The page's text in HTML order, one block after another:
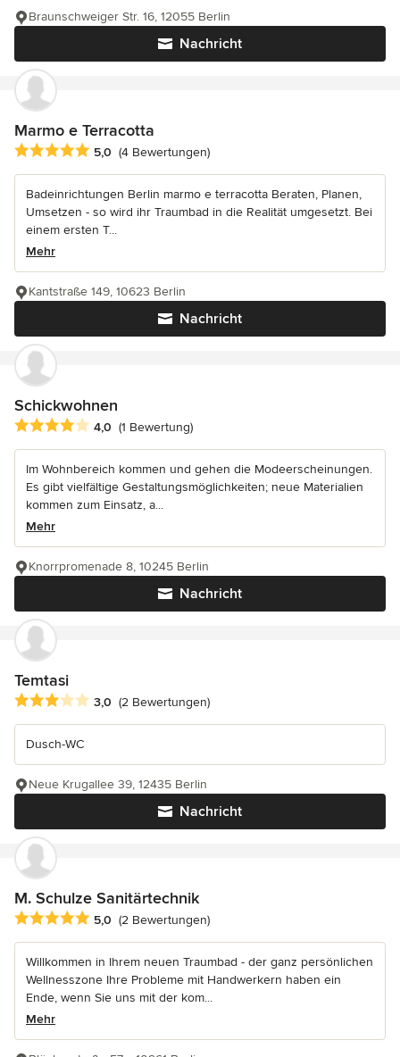
Nachricht
Braunschweiger Str. 16, 12055 Berlin
Marmo e Terracotta
Durchschnittliche Bewertung: 5 von 5 Sternen
5,0 (4 Bewertungen)
Badeinrichtungen Berlin marmo e terracotta Beraten, Planen,
Umsetzen - so wird ihr Traumbad in die Realität umgesetzt. Bei
einem ersten T...
Mehr
Nachricht
Kantstraße 149, 10623 Berlin
Schickwohnen
Durchschnittliche Bewertung: 4 von 5 Sternen
4,0 (1 Bewertung)
Im Wohnbereich kommen und gehen die Modeerscheinungen.
Es gibt vielfältige Gestaltungsmöglichkeiten; neue Materialien
kommen zum Einsatz, a...
Mehr
Nachricht
Knorrpromenade 8, 10245 Berlin
Temtasi
Durchschnittliche Bewertung: 3 von 5 Sternen
3,0 (2 Bewertungen)
Dusch-WC
Nachricht
Neue Krugallee 39, 12435 Berlin
M. Schulze Sanitärtechnik
Durchschnittliche Bewertung: 5 von 5 Sternen
5,0 (2 Bewertungen)
Willkommen in Ihrem neuen Traumbad - der ganz persönlichen
Wellnesszone Ihre Probleme mit Handwerkern haben ein
Ende, wenn Sie uns mit der kom...
Mehr